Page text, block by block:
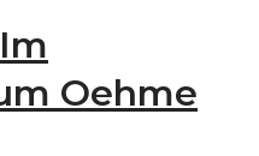
Oehme